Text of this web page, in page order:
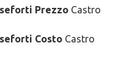
Prezzo Castro
Costo Castro